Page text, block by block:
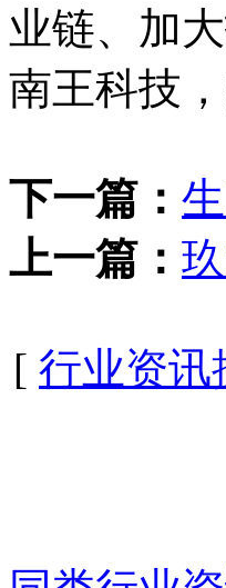
业链、加
南王科技
下一篇：
上一篇：
[ 行业资讯